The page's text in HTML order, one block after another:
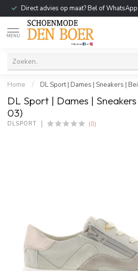
Direct advies op maat? Bel of
MENU
Home / DL Sport | Dames | Sneakers |
DL Sport | Dames |
03)
DLSPORT (0)